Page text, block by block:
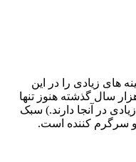
های زیادی را در این
سال گذشته هنوز تنها
در آنجا دارند.) سبک
سرگرم کننده است.